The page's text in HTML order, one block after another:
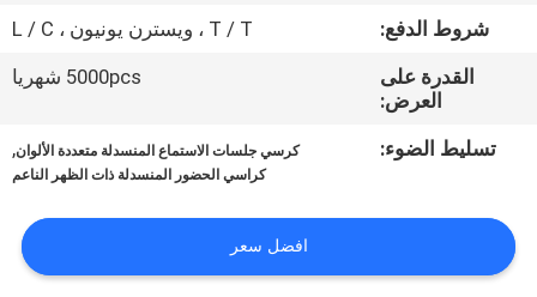
مراقبة
الجودة
اتصل
مدونات
شروط الدفع:
T / T ، ويسترن يونيون ، L / C
القدرة على
العرض:
5000pcs شهريا
تسليط الضوء: كرسي جلسات الاستماع المنسدلة متعددة الألوان,
كراسي الحضور المنسدلة ذات الظهر الناعم
افضل سعر